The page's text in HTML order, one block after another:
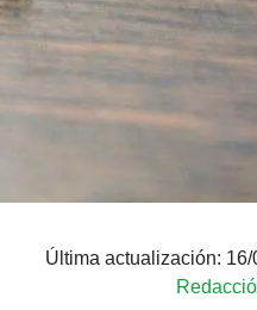
Última actualización: 16/